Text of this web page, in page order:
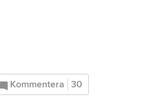
Kommentera 30